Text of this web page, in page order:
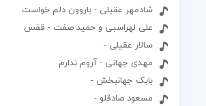
شادمهر عقیلی - باروون دلم خواست
علی لهراسبی و حمید صفت - قفس
سالار عقیلی -
مهدی جهانی - آروم ندارم
بابک جهانبخش -
مسعود صادقلو -